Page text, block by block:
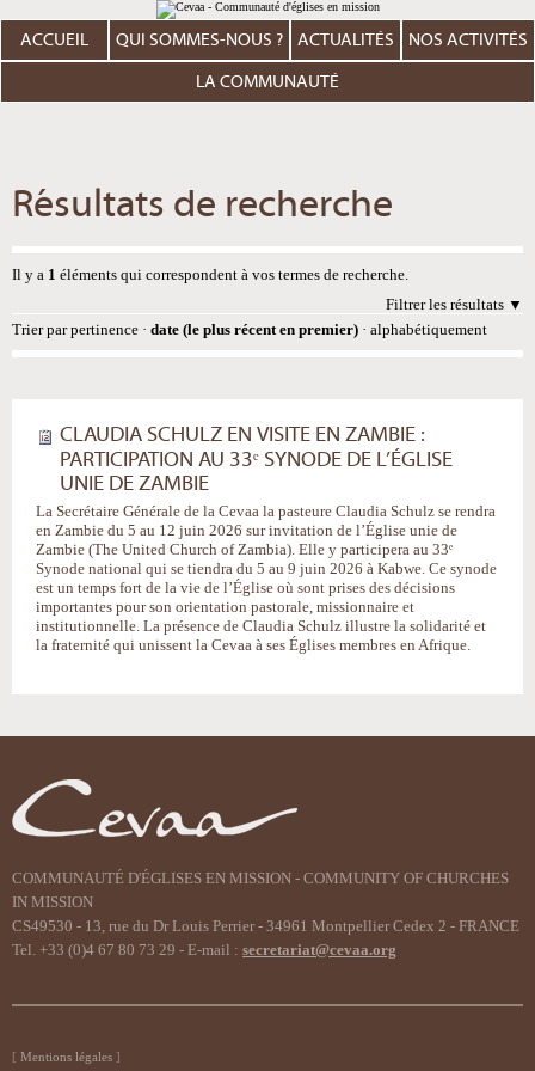
au
contenu.
Aller
personnels
ACCUEIL QUI SOMMES-NOUS ? ACTUALITÉS NOS ACTIVITÉS
LA COMMUNAUTÉ
Résultats de recherche
Il y a 1 éléments qui correspondent à vos termes de recherche.
Filtrer les résultats
Trier par pertinence · date (le plus récent en premier) · alphabétiquement
CLAUDIA SCHULZ EN VISITE EN ZAMBIE :
PARTICIPATION AU 33ᵉ SYNODE DE L’ÉGLISE
UNIE DE ZAMBIE
La Secrétaire Générale de la Cevaa la pasteure Claudia Schulz se rendra
en Zambie du 5 au 12 juin 2026 sur invitation de l’Église unie de
Zambie (The United Church of Zambia). Elle y participera au 33ᵉ
Synode national qui se tiendra du 5 au 9 juin 2026 à Kabwe. Ce synode
est un temps fort de la vie de l’Église où sont prises des décisions
importantes pour son orientation pastorale, missionnaire et
institutionnelle. La présence de Claudia Schulz illustre la solidarité et
la fraternité qui unissent la Cevaa à ses Églises membres en Afrique.
COMMUNAUTÉ D'ÉGLISES EN MISSION - COMMUNITY OF CHURCHES
IN MISSION
CS49530 - 13, rue du Dr Louis Perrier - 34961 Montpellier Cedex 2 - FRANCE
Tel. +33 (0)4 67 80 73 29 - E-mail : secretariat@cevaa.org
Mentions légales